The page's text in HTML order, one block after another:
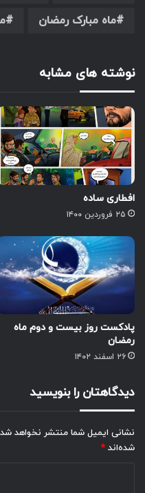
ماه مبارک رمضان
نوشته های مشابه
افطاری ساده
۲۵ فروردین ۱۴۰۰
پادکست روز بیست و دوم ماه
رمضان
۲۶ اسفند ۱۴۰۲
دیدگاهتان را بنویسید
نشانی ایمیل شما منتشر نخواهد
شده‌اند *